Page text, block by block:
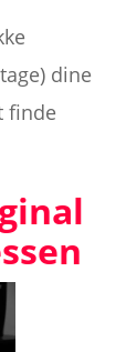
dine
finde